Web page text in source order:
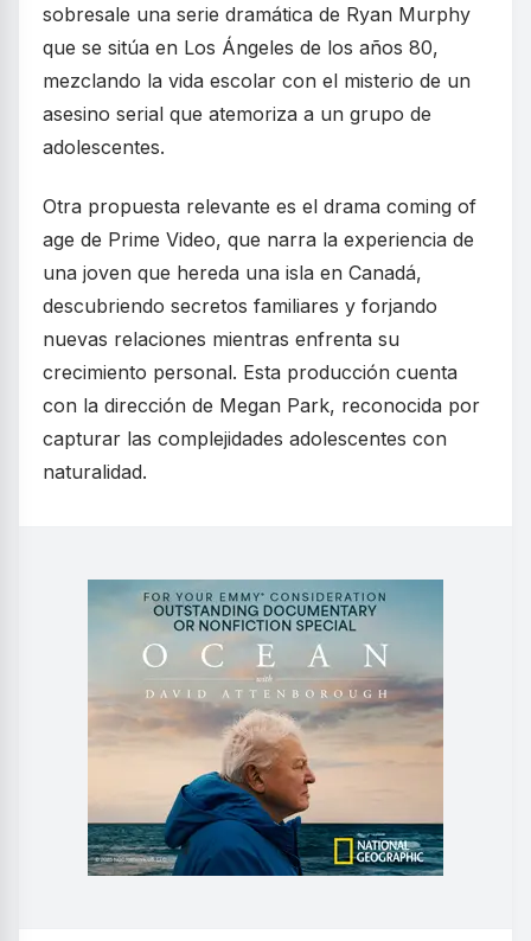
sobresale una serie dramática de Ryan Murphy
que se sitúa en Los Ángeles de los años 80,
mezclando la vida escolar con el misterio de un
asesino serial que atemoriza a un grupo de
adolescentes.
Otra propuesta relevante es el drama coming of
age de Prime Video, que narra la experiencia de
una joven que hereda una isla en Canadá,
descubriendo secretos familiares y forjando
nuevas relaciones mientras enfrenta su
crecimiento personal. Esta producción cuenta
con la dirección de Megan Park, reconocida por
capturar las complejidades adolescentes con
naturalidad.